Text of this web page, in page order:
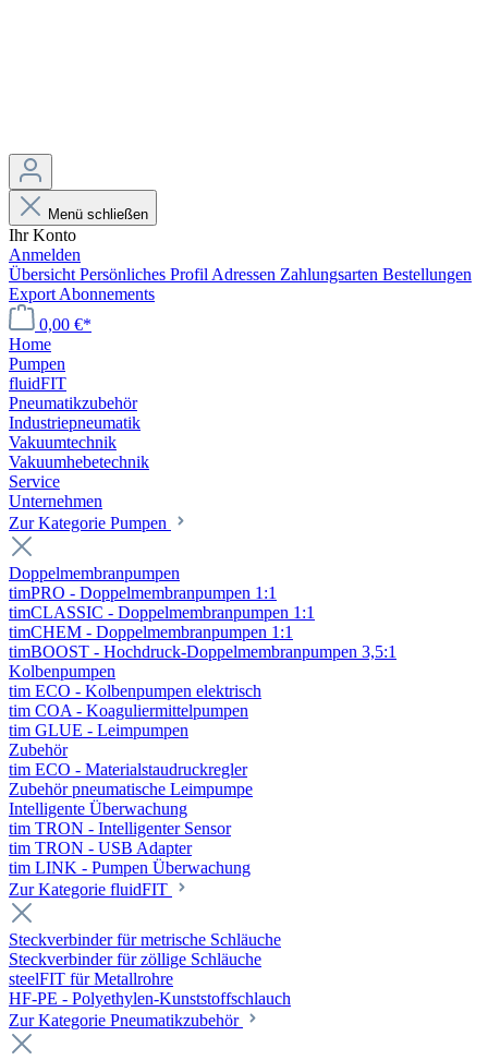
Menü schließen
Ihr Konto
Anmelden
Übersicht Persönliches Profil Adressen Zahlungsarten Bestellungen
Export Abonnements
0,00 €*
Home
Pumpen
fluidFIT
Pneumatikzubehör
Industriepneumatik
Vakuumtechnik
Vakuumhebetechnik
Service
Unternehmen
Zur Kategorie Pumpen
Doppelmembranpumpen
timPRO - Doppelmembranpumpen 1:1
timCLASSIC - Doppelmembranpumpen 1:1
timCHEM - Doppelmembranpumpen 1:1
timBOOST - Hochdruck-Doppelmembranpumpen 3,5:1
Kolbenpumpen
tim ECO - Kolbenpumpen elektrisch
tim COA - Koaguliermittelpumpen
tim GLUE - Leimpumpen
Zubehör
tim ECO - Materialstaudruckregler
Zubehör pneumatische Leimpumpe
Intelligente Überwachung
tim TRON - Intelligenter Sensor
tim TRON - USB Adapter
tim LINK - Pumpen Überwachung
Zur Kategorie fluidFIT
Steckverbinder für metrische Schläuche
Steckverbinder für zöllige Schläuche
steelFIT für Metallrohre
HF-PE - Polyethylen-Kunststoffschlauch
Zur Kategorie Pneumatikzubehör